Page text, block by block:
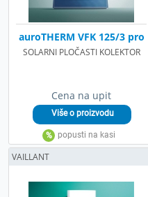
Cena na upit
auroTHERM VFK 125/3 pro
SOLARNI PLOČASTI KOLEKTOR
VAILLANT